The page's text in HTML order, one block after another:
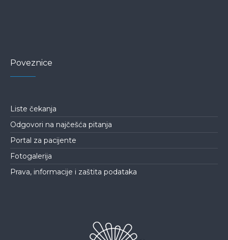
Poveznice
Liste čekanja
Odgovori na najčešća pitanja
Portal za pacijente
Fotogalerija
Prava, informacije i zaštita podataka